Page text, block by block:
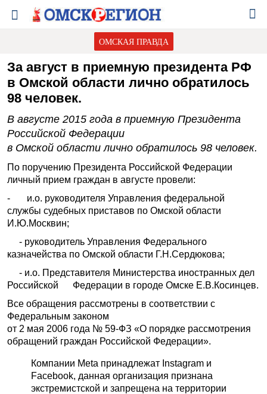
ОМСКАЯ ПРАВДА
За август в приемную президента РФ
в Омской области лично обратилось
98 человек.
В августе 2015 года в приемную Президента
Российской Федерации
в Омской области лично обратилось 98 человек.
По поручению Президента Российской Федерации
личный прием граждан в августе провели:
- и.о. руководителя Управления федеральной
службы судебных приставов по Омской области
И.Ю.Москвин;
- руководитель Управления Федерального
казначейства по Омской области Г.Н.Сердюкова;
- и.о. Представителя Министерства иностранных дел
Российской Федерации в городе Омске Е.В.Косинцев.
Все обращения рассмотрены в соответствии с
Федеральным законом
от 2 мая 2006 года № 59-ФЗ «О порядке рассмотрения
обращений граждан Российской Федерации».
Компании Meta принадлежат Instagram и
Facebook, данная организация признана
экстремистской и запрещена на территории